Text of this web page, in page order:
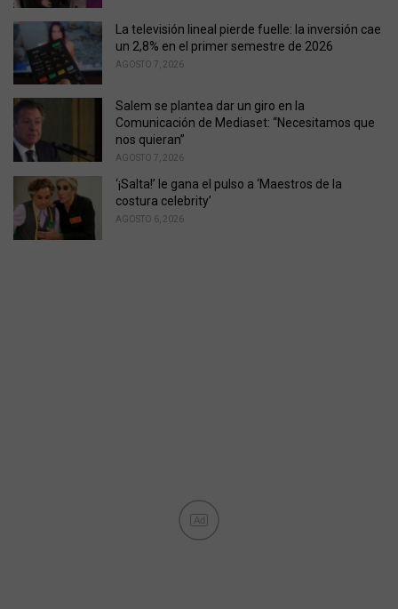
La televisión lineal pierde fuelle: la inversión cae
un 2,8% en el primer semestre de 2026
AGOSTO 7, 2026
Salem se plantea dar un giro en la
Comunicación de Mediaset: “Necesitamos que
nos quieran”
AGOSTO 7, 2026
‘¡Salta!’ le gana el pulso a ‘Maestros de la
costura celebrity’
AGOSTO 6, 2026
Ad